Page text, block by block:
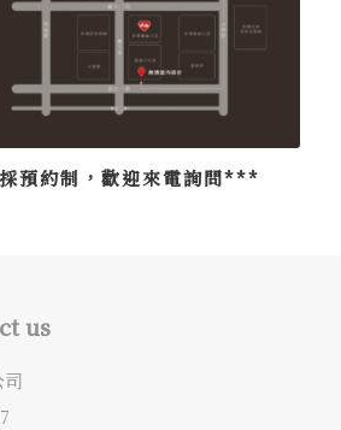
預約制，歡迎來電詢問***
us